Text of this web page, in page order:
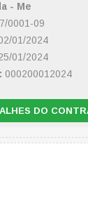
- Me
0001-09
01/2024
01/2024
000200012024
DO